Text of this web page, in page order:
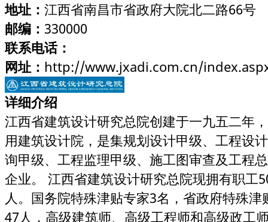
地址： 江西省南昌市省政府大院北二路66号
邮编： 330000
联系电话：
网址： http://www.jxadi.com.cn/
详细介绍
江西省建筑设计研究总院创建于一九五二年
用建筑设计院，是集规划设计甲级、工程设
询甲级、工程监理甲级、施工图审查及工程
企业。 江西省建筑设计研究总院现拥有职工
人。国务院特殊津贴专家3名，省政府特殊
47人，高级建筑师、高级工程师和高级政工